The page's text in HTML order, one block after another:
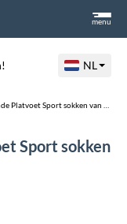
menu
NL
Sport sokken van Bamboe
Sport sokken